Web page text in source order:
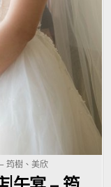
筠樹、美欣